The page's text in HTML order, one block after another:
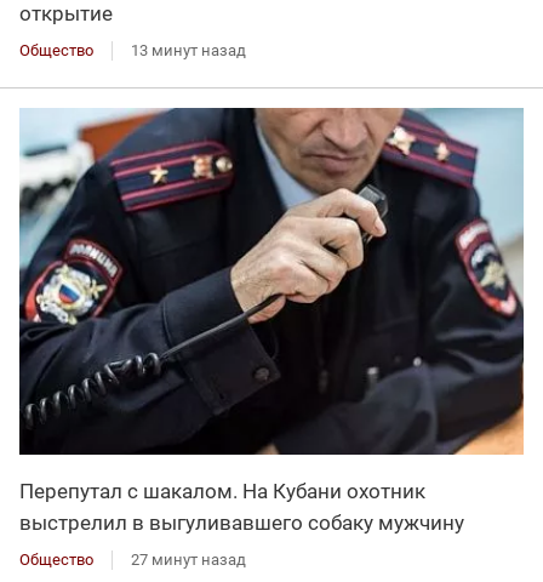
открытие
Общество 13 минут назад
Перепутал с шакалом. На Кубани охотник
выстрелил в выгуливавшего собаку мужчину
Общество 27 минут назад